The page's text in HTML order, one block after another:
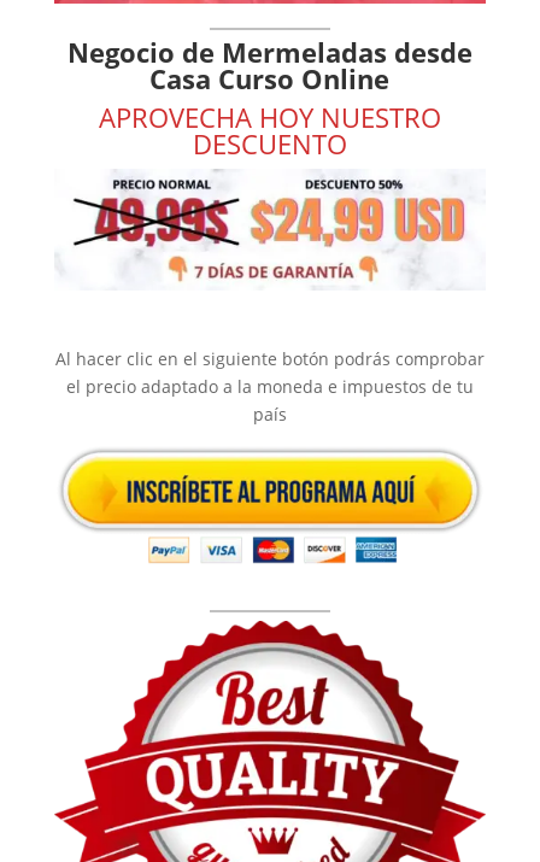
Negocio de Mermeladas desde
Casa Curso Online
APROVECHA HOY NUESTRO
DESCUENTO
Al hacer clic en el siguiente botón podrás comprobar
el precio adaptado a la moneda e impuestos de tu
país